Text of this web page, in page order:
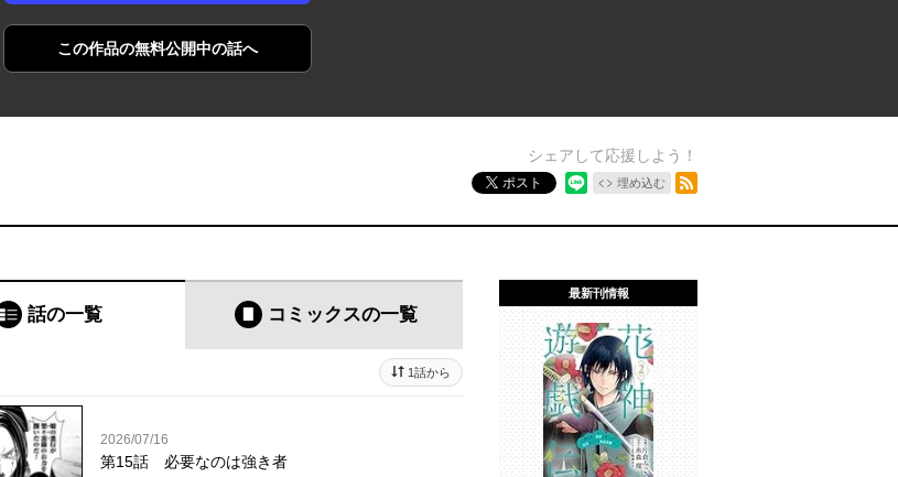
この作品の無料公開中の話へ
シェアして応援しよう！
ポスト 埋め込む
話の一覧 コミックスの一覧
1話から
2026/07/16
第15話 必要なのは強き者
最新刊情報